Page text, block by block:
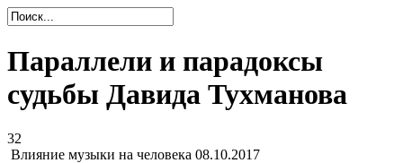
Параллели и парадоксы
судьбы Давида Тухманова
32
Влияние музыки на человека 08.10.2017